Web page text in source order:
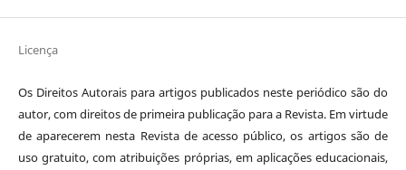
Licença
Os Direitos Autorais para artigos publicados neste periódico são do
autor, com direitos de primeira publicação para a Revista. Em virtude
de aparecerem nesta Revista de acesso público, os artigos são de
uso gratuito, com atribuições próprias, em aplicações educacionais,